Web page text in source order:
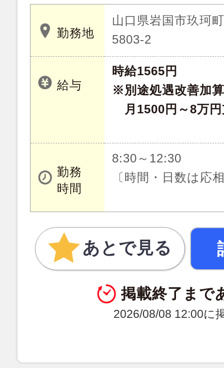
勤務地
山口県岩国市玖珂
5803-2
給与
時給1565円
※別途処遇改善加
月1500円～8万円
勤務
時間
8:30～12:30
〔時間・日数は応
あとで見る
掲載終了まで
2026/08/08 12:00に